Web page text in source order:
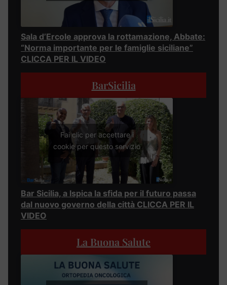
Sala d’Ercole approva la rottamazione, Abbate:
“Norma importante per le famiglie siciliane”
CLICCA PER IL VIDEO
BarSicilia
Fai clic per accettare i
cookie per questo servizio
Bar Sicilia, a Ispica la sfida per il futuro passa
dal nuovo governo della città CLICCA PER IL
VIDEO
La Buona Salute